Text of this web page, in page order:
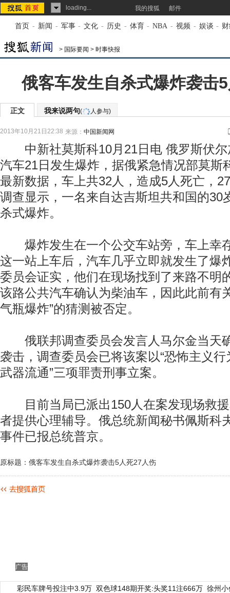
loading... 我的搜狐 邮件
首页 - 新闻 - 军事 - 文化 - 历史 - 体育 - NBA - 视频 - 娱谈 -
> 国际要闻 > 时事快报
俄客车发生自杀式爆炸袭击
正文 我来说两句( 人参与)
2013年10月21日22:38 来源： 中国新闻网
中新社莫斯科10月21日电 俄罗斯伏尔
汽车21日发生爆炸，据俄紧急情况部莫斯
最新数据，车上共32人，造成5人死亡，
调查显示，一名来自达吉斯坦共和国的30
杀式爆炸。
爆炸发生在一个公交车站旁，车上幸
这一站上车后，汽车几乎立即就发生了爆
委员会证实，他们在现场找到了来路不明
该路公共汽车确认为柴油车，因此此前有
气瓶爆炸”的猜测被否定。
俄联邦调查委员会发言人马尔金当天
袭击，调查委员会已将该案以“恐怖主义行
武器流通”三项罪责刑事立案。
目前当局已派出150人在案发现场救援
者提供心理辅导。俄总统新闻秘书佩斯科
事件已报总统普京。
原标题：俄客车发生自杀式爆炸袭击5人死27人伤
广告
彩民车牌号投注中3.9万 双色球148期开奖:头奖11注666万 徐州